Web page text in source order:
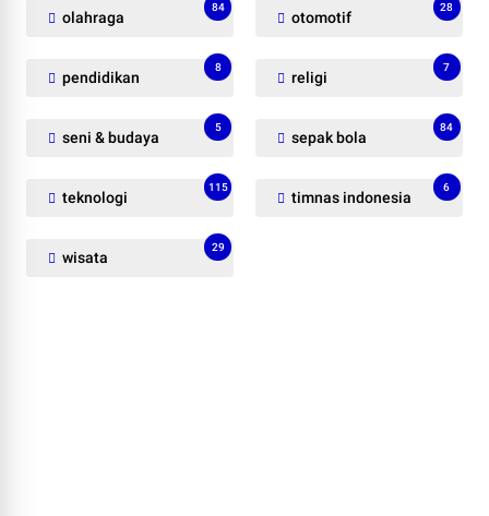
olahraga
84
otomotif
28
pendidikan
8
religi
7
seni & budaya
5
sepak bola
84
teknologi
115
timnas indonesia
6
wisata
29